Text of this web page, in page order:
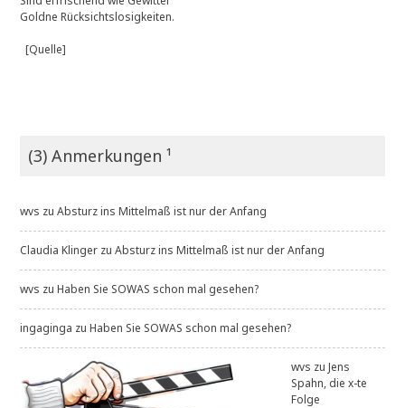
Goldne Rücksichtslosigkeiten.
[Quelle]
(3) Anmerkungen ¹
wvs zuAbsturz ins Mittelmaß ist nur der Anfang
Claudia Klinger zuAbsturz ins Mittelmaß ist nur der Anfang
wvs zuHaben Sie SOWAS schon mal gesehen?
ingaginga zuHaben Sie SOWAS schon mal gesehen?
wvs zuJens
Spahn, die x-te
Folge